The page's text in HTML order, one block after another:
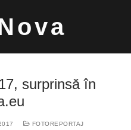
surprinsă în
FOTOREPORTAJ